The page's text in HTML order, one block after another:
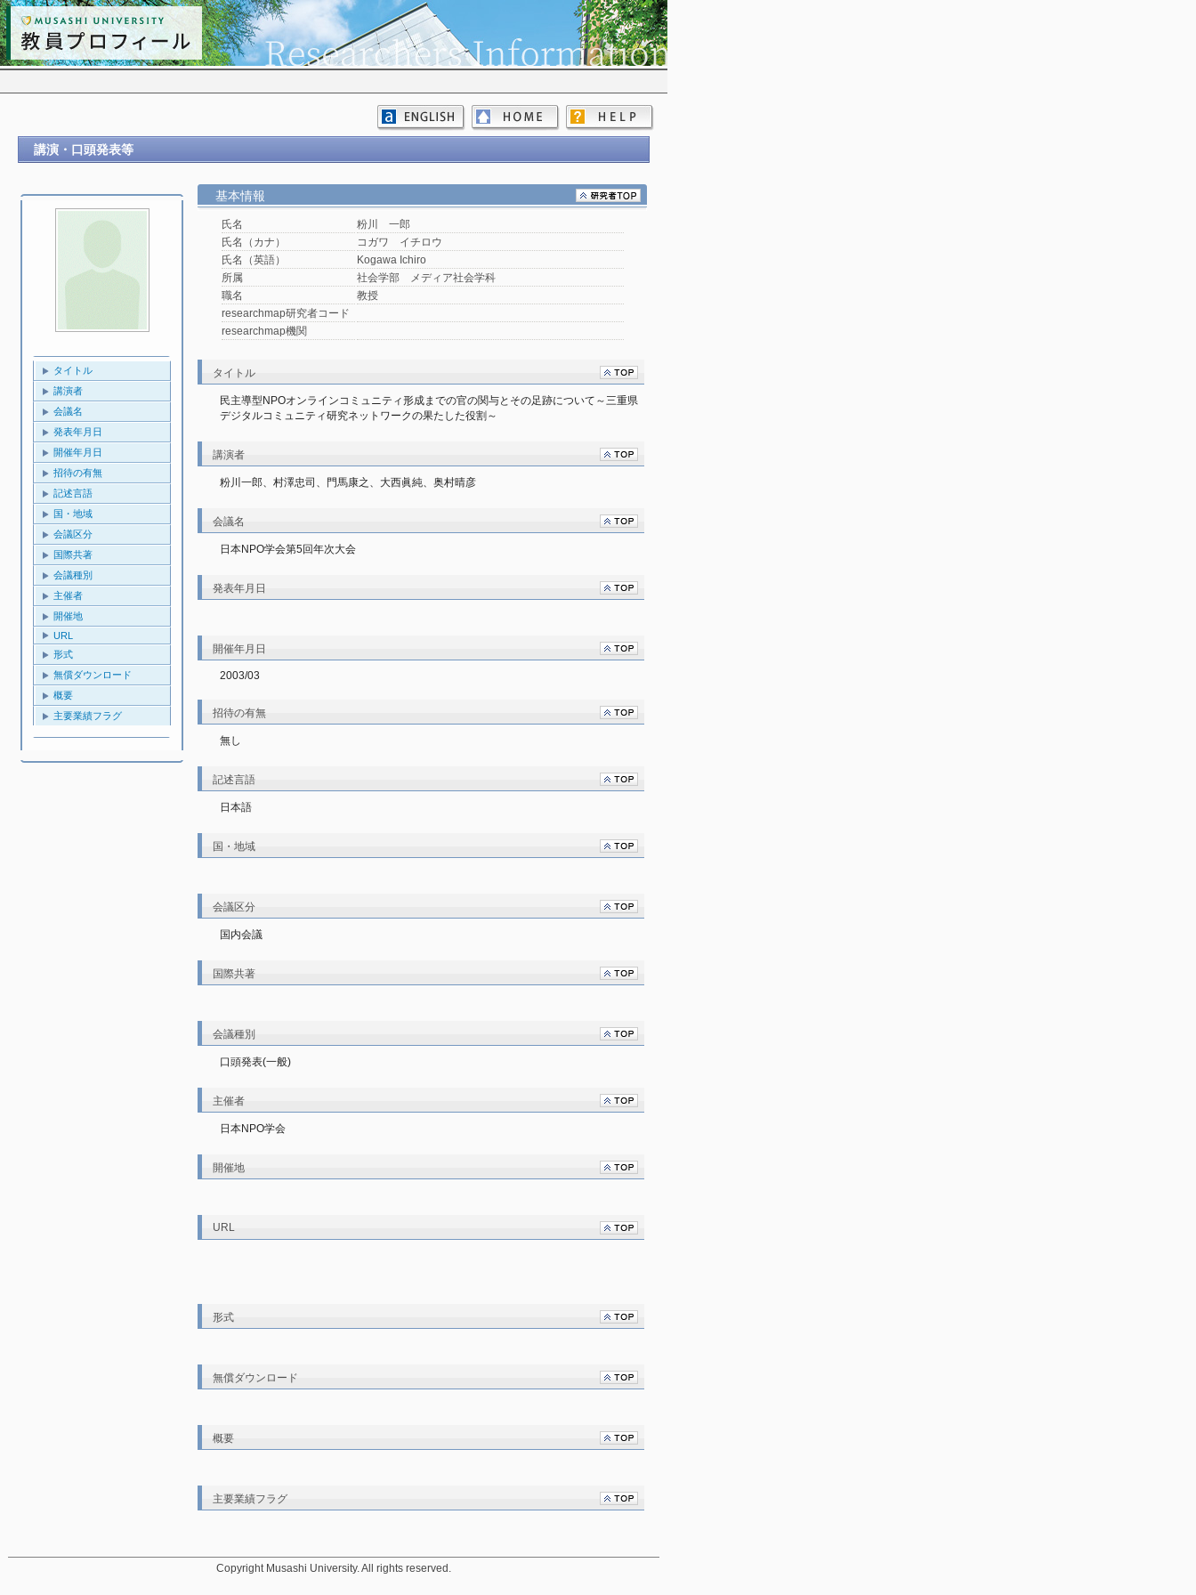
講演・口頭発表等
タイトル
講演者
会議名
発表年月日
開催年月日
招待の有無
記述言語
国・地域
会議区分
国際共著
会議種別
主催者
開催地
URL
形式
無償ダウンロード
概要
主要業績フラグ
基本情報
氏名
粉川 一郎
氏名（カナ）
コガワ イチロウ
氏名（英語）
Kogawa Ichiro
所属
社会学部 メディア社会学科
職名
教授
researchmap研究者コード
researchmap機関
タイトル
民主導型NPOオンラインコミュニティ形成までの官の関与とその足跡について～三重県
デジタルコミュニティ研究ネットワークの果たした役割～
講演者
粉川一郎、村澤忠司、門馬康之、大西眞純、奥村晴彦
会議名
日本NPO学会第5回年次大会
発表年月日
開催年月日
2003/03
招待の有無
無し
記述言語
日本語
国・地域
会議区分
国内会議
国際共著
会議種別
口頭発表(一般)
主催者
日本NPO学会
開催地
URL
形式
無償ダウンロード
概要
主要業績フラグ